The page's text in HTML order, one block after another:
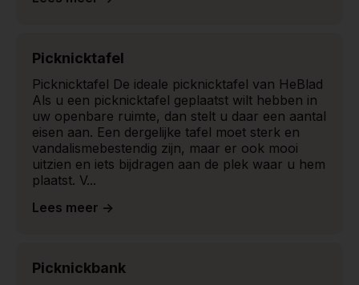
Picknicktafel
Picknicktafel De ideale picknicktafel van HeBlad
Als u een picknicktafel geplaatst wilt hebben in
uw openbare ruimte, dan stelt u daar een aantal
eisen aan. Een dergelijke tafel moet sterk en
vandalismebestendig zijn, maar er ook mooi
uitzien en iets bijdragen aan de plek waar u hem
plaatst. V...
Lees meer ->
Picknickbank